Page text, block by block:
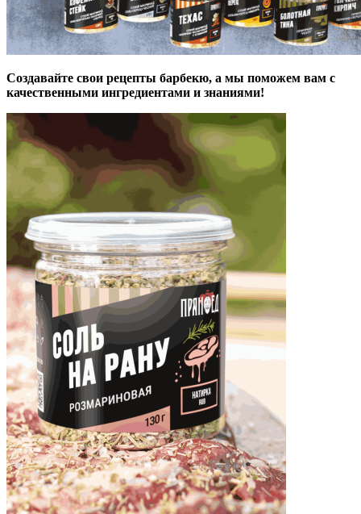
Создавайте свои рецепты барбекю, а мы поможем вам с
качественными ингредиентами и знаниями!